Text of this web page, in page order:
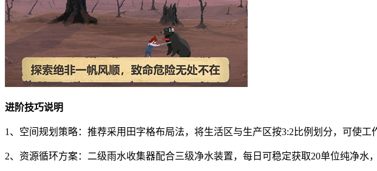
进阶技巧说明
1、空间规划策略：推荐采用田字格布局法，将生活区与生产区按3:2比例划分，可使工
2、资源循环方案：二级雨水收集器配合三级净水装置，每日可稳定获取20单位纯净水